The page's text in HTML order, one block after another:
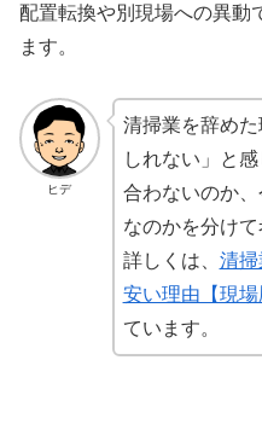
配置転換や別現場への異動
ます。
ヒデ
清掃業を辞め
しれない」と
合わないのか
なのかを分けて
詳しくは、 清
安い理由【現場
ています。